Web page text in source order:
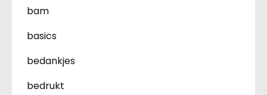
bam
basics
bedankjes
bedrukt